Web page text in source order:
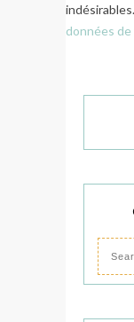
indésirables.
données